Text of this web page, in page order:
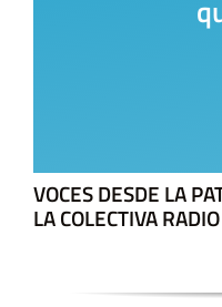
VOCES DESDE LA
LA COLECTIVA RADIO